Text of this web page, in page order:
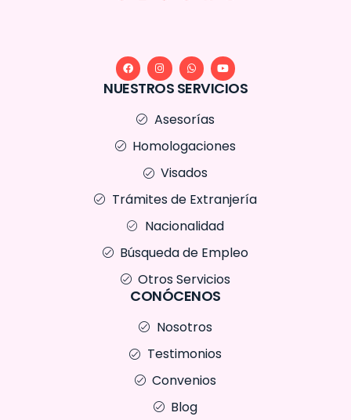
NUESTROS SERVICIOS
Asesorías
Homologaciones
Visados
Trámites de Extranjería
Nacionalidad
Búsqueda de Empleo
Otros Servicios
CONÓCENOS
Nosotros
Testimonios
Convenios
Blog